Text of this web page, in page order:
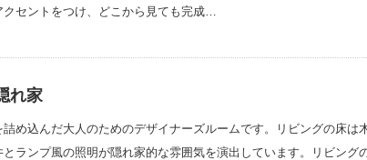
クセントをつけ、どこから見ても完成…
れ家
詰め込んだ大人のためのデザイナーズルームです。リビングの床は
とランプ風の照明が隠れ家的な雰囲気を演出しています。リビング